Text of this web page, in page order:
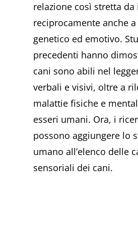
relazione così stretta da
reciprocamente anche
genetico ed emotivo.
precedenti hanno
cani sono abili nel
verbali e visivi, oltre a
malattie fisiche e
esseri umani. Ora, i
possono aggiungere lo
umano all’elenco delle
sensoriali dei cani.